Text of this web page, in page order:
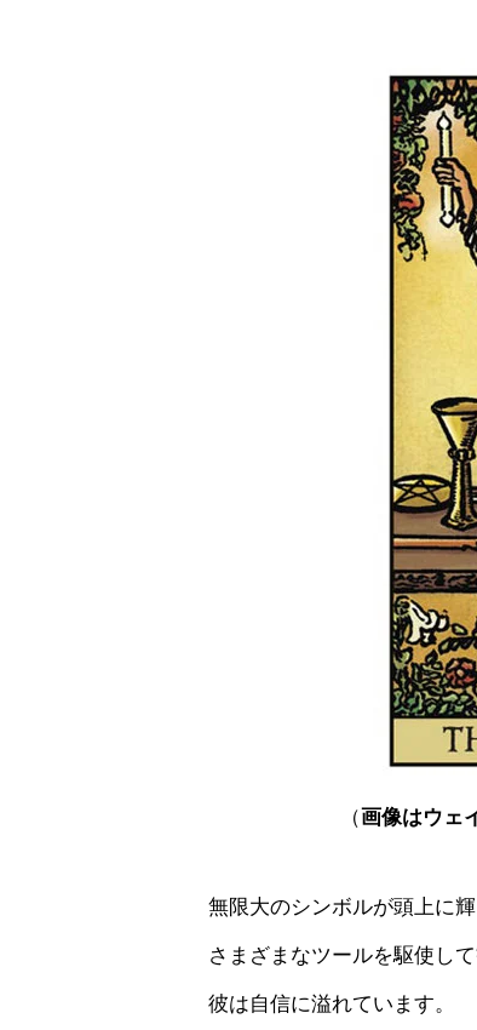
（画像はウェ
無限大のシンボルが頭上に輝
さまざまなツールを駆使し
彼は自信に溢れています。
タロットある